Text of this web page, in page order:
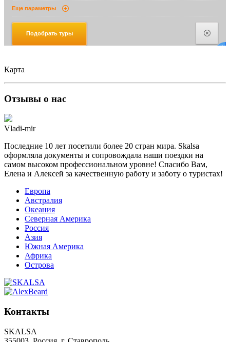
Карта
Отзывы о нас
Vladi-mir
Последние 10 лет посетили более 20 стран мира. Skalsa
оформляла документы и сопровождала наши поездки на
самом высоком профессиональном уровне! Спасибо Вам,
Елена и Алексей за качественную работу и заботу о туристах!
Европа
Австралия
Океания
Северная Америка
Россия
Азия
Южная Америка
Африка
Острова
Контакты
SKALSA